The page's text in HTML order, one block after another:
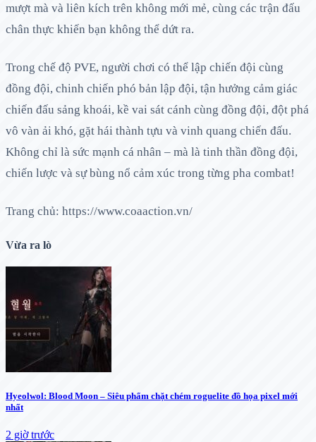
mượt mà và liên kích trên không mới mẻ, cùng các trận đấu
chân thực khiến bạn không thể dứt ra.
Trong chế độ PVE, người chơi có thể lập chiến đội cùng
đồng đội, chinh chiến phó bản lập đội, tận hưởng cảm giác
chiến đấu sảng khoái, kề vai sát cánh cùng đồng đội, đột phá
vô vàn ải khó, gặt hái thành tựu và vinh quang chiến đấu.
Không chỉ là sức mạnh cá nhân – mà là tinh thần đồng đội,
chiến lược và sự bùng nổ cảm xúc trong từng pha combat!
Trang chủ: https://www.coaaction.vn/
Vừa ra lò
Hyeolwol: Blood Moon – Siêu phẩm chặt chém roguelite đồ họa pixel mới
nhất
2 giờ trước